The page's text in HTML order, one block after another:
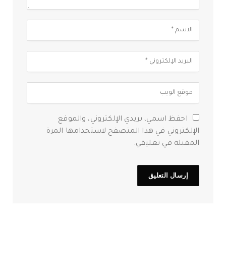
احفظ اسمي، بريدي الإلكتروني، والموقع
الإلكتروني في هذا المتصفح لاستخدامها المرة
المقبلة في تعليقي.